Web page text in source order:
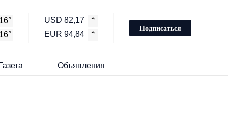
16°
16°
USD 82,17
⌃
EUR 94,84
⌃
Подписаться
Газета Объявления